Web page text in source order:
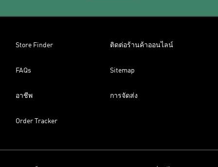
Store Finder ติดต่อร้านค้าออนไลน์
FAQs Sitemap
อาชีพ การจัดส่ง
Order Tracker